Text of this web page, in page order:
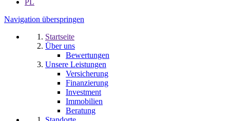
PL
Navigation überspringen
Startseite
Über uns
Bewertungen
Unsere Leistungen
Versicherung
Finanzierung
Investment
Immobilien
Beratung